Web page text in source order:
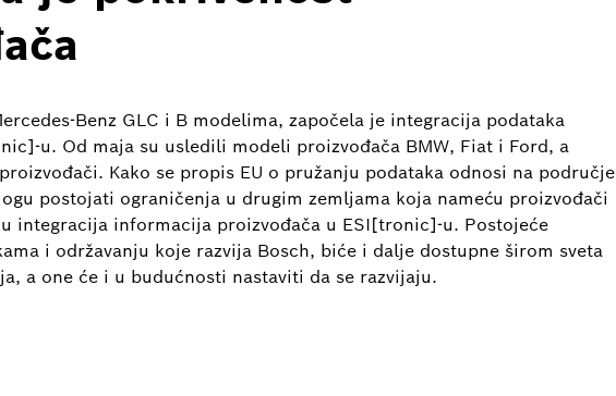
Benz GLC i B modelima, započela je integracija podataka
u. Od maja su usledili modeli proizvođača BMW, Fiat i Ford, a
Kako se propis EU o pružanju podataka odnosi na područje
postojati ograničenja u drugim zemljama koja nameću proizvođači
integracija informacija proizvođača u ESI[tronic]-u. Postojeće
i održavanju koje razvija Bosch, biće i dalje dostupne širom sveta
a one će i u budućnosti nastaviti da se razvijaju.